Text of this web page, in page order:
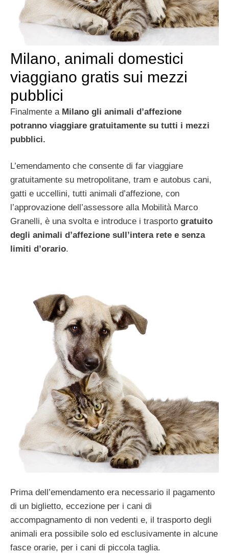
Milano, animali domestici
viaggiano gratis sui mezzi
pubblici
Finalmente aMilano gli animali d’affezione
potranno viaggiare gratuitamente su tutti i mezzi
pubblici.
L’emendamento che consente di far viaggiare
gratuitamente su metropolitane, tram e autobus cani,
gatti e uccellini, tutti animali d’affezione, con
l’approvazione dell’assessore alla Mobilità Marco
Granelli, è una svolta e introduce i trasporto gratuito
degli animali d’affezione sull’intera rete e senza
limiti d’orario.
Prima dell’emendamento era necessario il pagamento
di un biglietto, eccezione per i cani di
accompagnamento di non vedenti e, il trasporto degli
animali era possibile solo ed esclusivamente in alcune
fasce orarie, per i cani di piccola taglia.